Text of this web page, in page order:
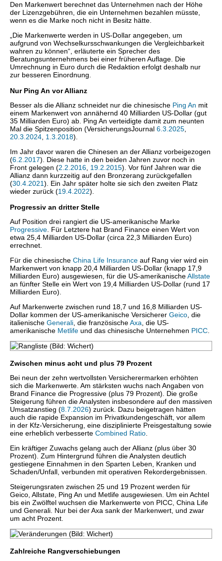
Den Markenwert berechnet das Unternehmen nach der Höhe
der Lizenzgebühren, die ein Unternehmen bezahlen müsste,
wenn es die Marke noch nicht in Besitz hätte.
„Die Markenwerte werden in US-Dollar angegeben, um
aufgrund von Wechselkursschwankungen die Vergleichbarkeit
wahren zu können“, erläuterte ein Sprecher des
Beratungsunternehmens bei einer früheren Auflage. Die
Umrechnung in Euro durch die Redaktion erfolgt deshalb nur
zur besseren Einordnung.
Nur Ping An vor Allianz
Besser als die Allianz schneidet nur die chinesische Ping An mit
einem Markenwert von annähernd 40 Milliarden US-Dollar (gut
35 Milliarden Euro) ab. Ping An verteidigte damit zum neunten
Mal die Spitzenposition (VersicherungsJournal 6.3.2025
20.3.2024 1.3.2018).
Im Jahr davor waren die Chinesen an der Allianz vorbeigezogen
(6.2.2017). Diese hatte in den beiden Jahren zuvor noch in
Front gelegen (2.2.2016 19.2.2015). Vor fünf Jahren war die
Allianz dann kurzzeitig auf den Bronzerang zurückgefallen
(30.4.2021). Ein Jahr später holte sie sich den zweiten Platz
wieder zurück (19.4.2022).
Progressiv an dritter Stelle
Auf Position drei rangiert die US-amerikanische Marke
Progressive . Für Letztere hat Brand Finance einen Wert von
etwa 25,4 Milliarden US-Dollar (circa 22,3 Milliarden Euro)
errechnet.
Für die chinesische China Life Insurance auf Rang vier wird ein
Markenwert von knapp 20,4 Milliarden US-Dollar (knapp 17,9
Milliarden Euro) ausgewiesen, für die US-amerikanischeAllstate
an fünfter Stelle ein Wert von 19,4 Milliarden US-Dollar (rund 17
Milliarden Euro).
Auf Markenwerte zwischen rund 18,7 und 16,8 Milliarden US-
Dollar kommen der US-amerikanische Versicherer Geico , die
italienische Generali , die französischeAxa , die US-
amerikanische Metlife und das chinesische Unternehmen PICC
Zwischen minus acht und plus 79 Prozent
Bei neun der zehn wertvollsten Versicherermarken erhöhten
sich die Markenwerte. Am stärksten wuchs nach Angaben von
Brand Finance die Progressive (plus 79 Prozent). Die große
Steigerung führen die Analysten insbesondere auf den massiven
Umsatzanstieg (8.7.2026) zurück. Dazu beigetragen hätten
auch die rapide Expansion im Privatkundengeschäft, vor allem
in der Kfz-Versicherung, eine disziplinierte Preisgestaltung sowie
eine erheblich verbesserte Combined Ratio
Ein kräftiger Zuwachs gelang auch der Allianz (plus über 30
Prozent). Zum Hintergrund führen die Analysten deutlich
gestiegene Einnahmen in den Sparten Leben, Kranken und
Schaden/Unfall, verbunden mit operativen Rekordergebnissen.
Steigerungsraten zwischen 25 und 19 Prozent werden für
Geico, Allstate, Ping An und Metlife ausgewiesen. Um ein Achtel
bis ein Zwölftel wuchsen die Markenwerte von PICC, China Life
und Generali. Nur bei der Axa sank der Markenwert, und zwar
um acht Prozent.
Zahlreiche Rangverschiebungen